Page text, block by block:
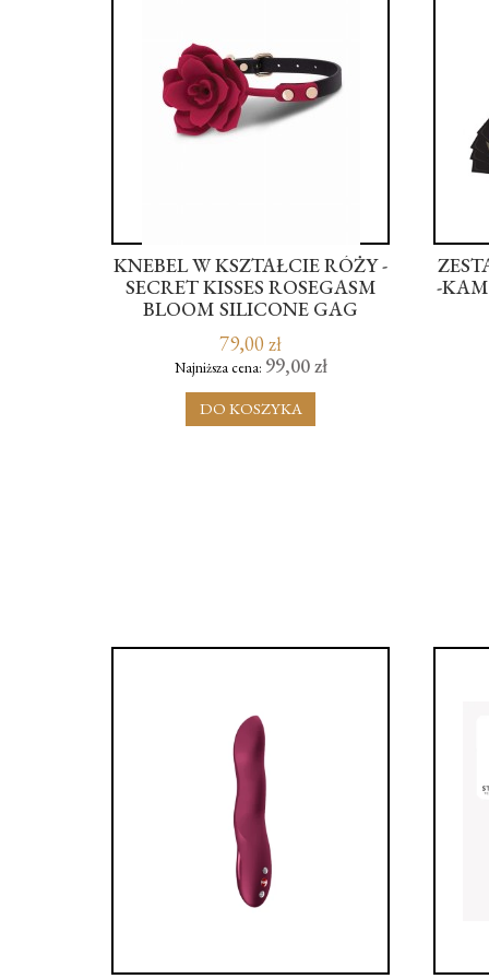
KNEBEL W KSZTAŁCIE RÓŻY -
SECRET KISSES ROSEGASM
BLOOM SILICONE GAG
79,00 zł
Najniższa cena: 99,00 zł
DO KOSZYKA
-